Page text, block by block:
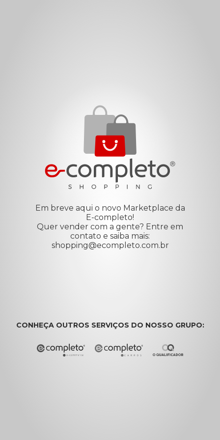
Em breve aqui o novo Marketplace da
E-completo!
Quer vender com a gente? Entre em
contato e saiba mais:
shopping@ecompleto.com.br
CONHEÇA OUTROS SERVIÇOS DO NOSSO GRUPO: